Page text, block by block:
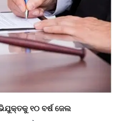
୧୦ ବର୍ଷ ଜେଲ